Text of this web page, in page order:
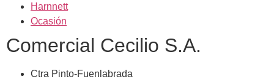
Harnnett
Ocasión
Comercial Cecilio S.A.
Ctra Pinto-Fuenlabrada